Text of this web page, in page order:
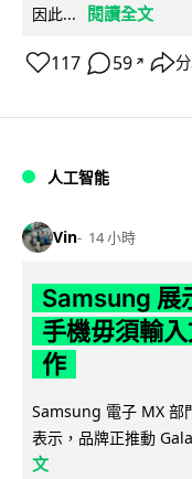
因此...
閱讀全文
117 59 ↗
人工智能
Vin 14 小時
Samsung 展
手機毋須輸
作
Samsung 電子 MX 部
表示，品牌正推動
文